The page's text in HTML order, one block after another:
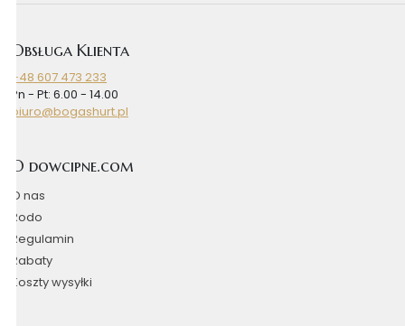
Obsługa Klienta
+48 607 473 233
Pn - Pt: 6.00 - 14.00
biuro@bogashurt.pl
O dowcipne.com
O nas
Rodo
Regulamin
Rabaty
Koszty wysyłki